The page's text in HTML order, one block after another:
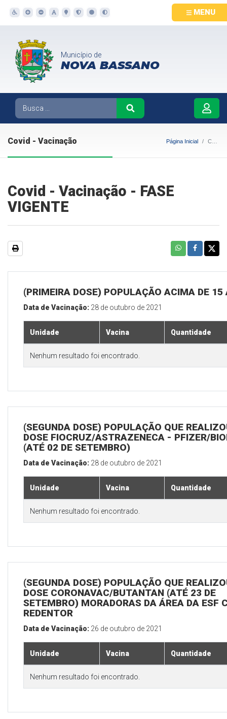
MENU
Município de
NOVA BASSANO
Covid - Vacinação Página Inicial Covid - Vacinação
Covid - Vacinação - FASE
VIGENTE
(PRIMEIRA DOSE) POPULAÇÃO ACIMA DE 15
Data de Vacinação: 28 de outubro de 2021
Unidade Vacina Quantidade
Nenhum resultado foi encontrado.
(SEGUNDA DOSE) POPULAÇÃO QUE
DOSE FIOCRUZ/ASTRAZENECA - PFIZER/
(ATÉ 02 DE SETEMBRO)
Data de Vacinação: 28 de outubro de 2021
Unidade Vacina Quantidade
Nenhum resultado foi encontrado.
(SEGUNDA DOSE) POPULAÇÃO QUE
DOSE CORONAVAC/BUTANTAN (ATÉ 23 DE
SETEMBRO) MORADORAS DA ÁREA DA ESF
REDENTOR
Data de Vacinação: 26 de outubro de 2021
Unidade Vacina Quantidade
Nenhum resultado foi encontrado.